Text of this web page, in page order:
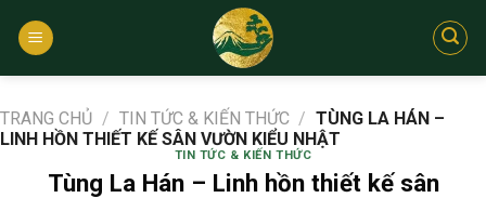
qua
TRANG CHỦ / TIN TỨC & KIẾN THỨC / TÙNG LA HÁN –
LINH HỒN THIẾT KẾ SÂN VƯỜN KIỂU NHẬT
TIN TỨC & KIẾN THỨC
Tùng La Hán – Linh hồn thiết kế sân